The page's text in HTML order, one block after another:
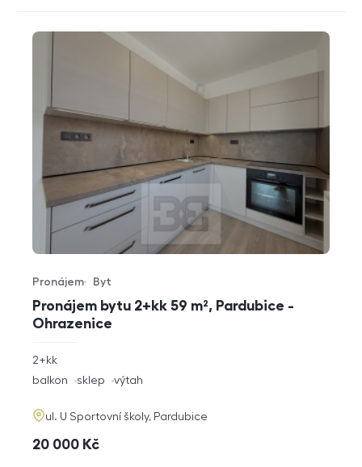
Pronájem bytu 2+kk 59 m², Pardubice -
Ohrazenice
Typ nabídky
Pronájem
Typ nemovitosti
Byt
rozměry
dispozice
2+kk
funkce
balkon sklep výtah
adresa
ul. U Sportovní školy, Pardubice
cena
20 000 Kč